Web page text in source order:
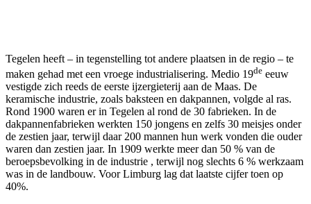
Tegelen heeft – in tegenstelling tot andere plaatsen in de regio – te
maken gehad met een vroege industrialisering. Medio 19de eeuw
vestigde zich reeds de eerste ijzergieterij aan de Maas. De
keramische industrie, zoals baksteen en dakpannen, volgde al ras.
Rond 1900 waren er in Tegelen al rond de 30 fabrieken. In de
dakpannenfabrieken werkten 150 jongens en zelfs 30 meisjes onder
de zestien jaar, terwijl daar 200 mannen hun werk vonden die ouder
waren dan zestien jaar. In 1909 werkte meer dan 50 % van de
beroepsbevolking in de industrie , terwijl nog slechts 6 % werkzaam
was in de landbouw. Voor Limburg lag dat laatste cijfer toen op
40%.